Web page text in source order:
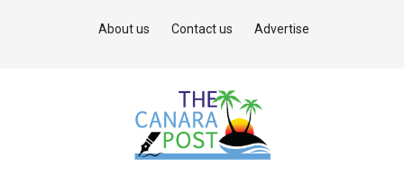
About us Contact us Advertise